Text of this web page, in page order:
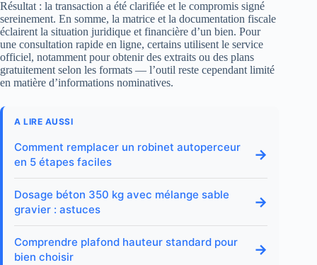
Résultat : la transaction a été clarifiée et le compromis signé
sereinement. En somme, la matrice et la documentation fiscale
éclairent la situation juridique et financière d’un bien. Pour
une consultation rapide en ligne, certains utilisent le service
officiel, notamment pour obtenir des extraits ou des plans
gratuitement selon les formats — l’outil reste cependant limité
en matière d’informations nominatives.
A LIRE AUSSI
Comment remplacer un robinet autoperceur
en 5 étapes faciles
→
Dosage béton 350 kg avec mélange sable
gravier : astuces
→
Comprendre plafond hauteur standard pour
bien choisir
→